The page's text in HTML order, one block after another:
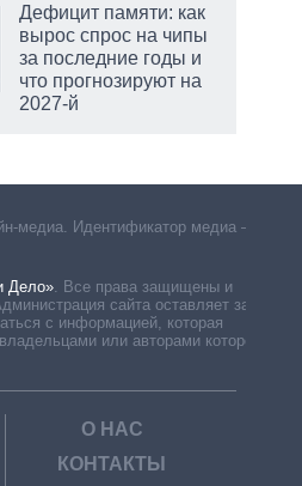
Дефицит памяти: как
вырос спрос на чипы
за последние годы и
что прогнозируют на
2027-й
медиа. Идентификатор медиа –
Дело» Все права защищены и
сайта оставляет за
с информацией, которая
или авторами которой
О НАС
КОНТАКТЫ